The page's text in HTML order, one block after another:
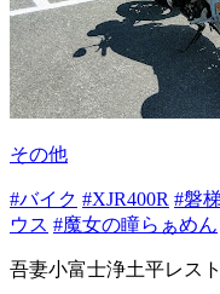
その他
#バイク #XJR400R #磐
ウス #魔女の瞳らぁめん
吾妻小富士浄土平レス